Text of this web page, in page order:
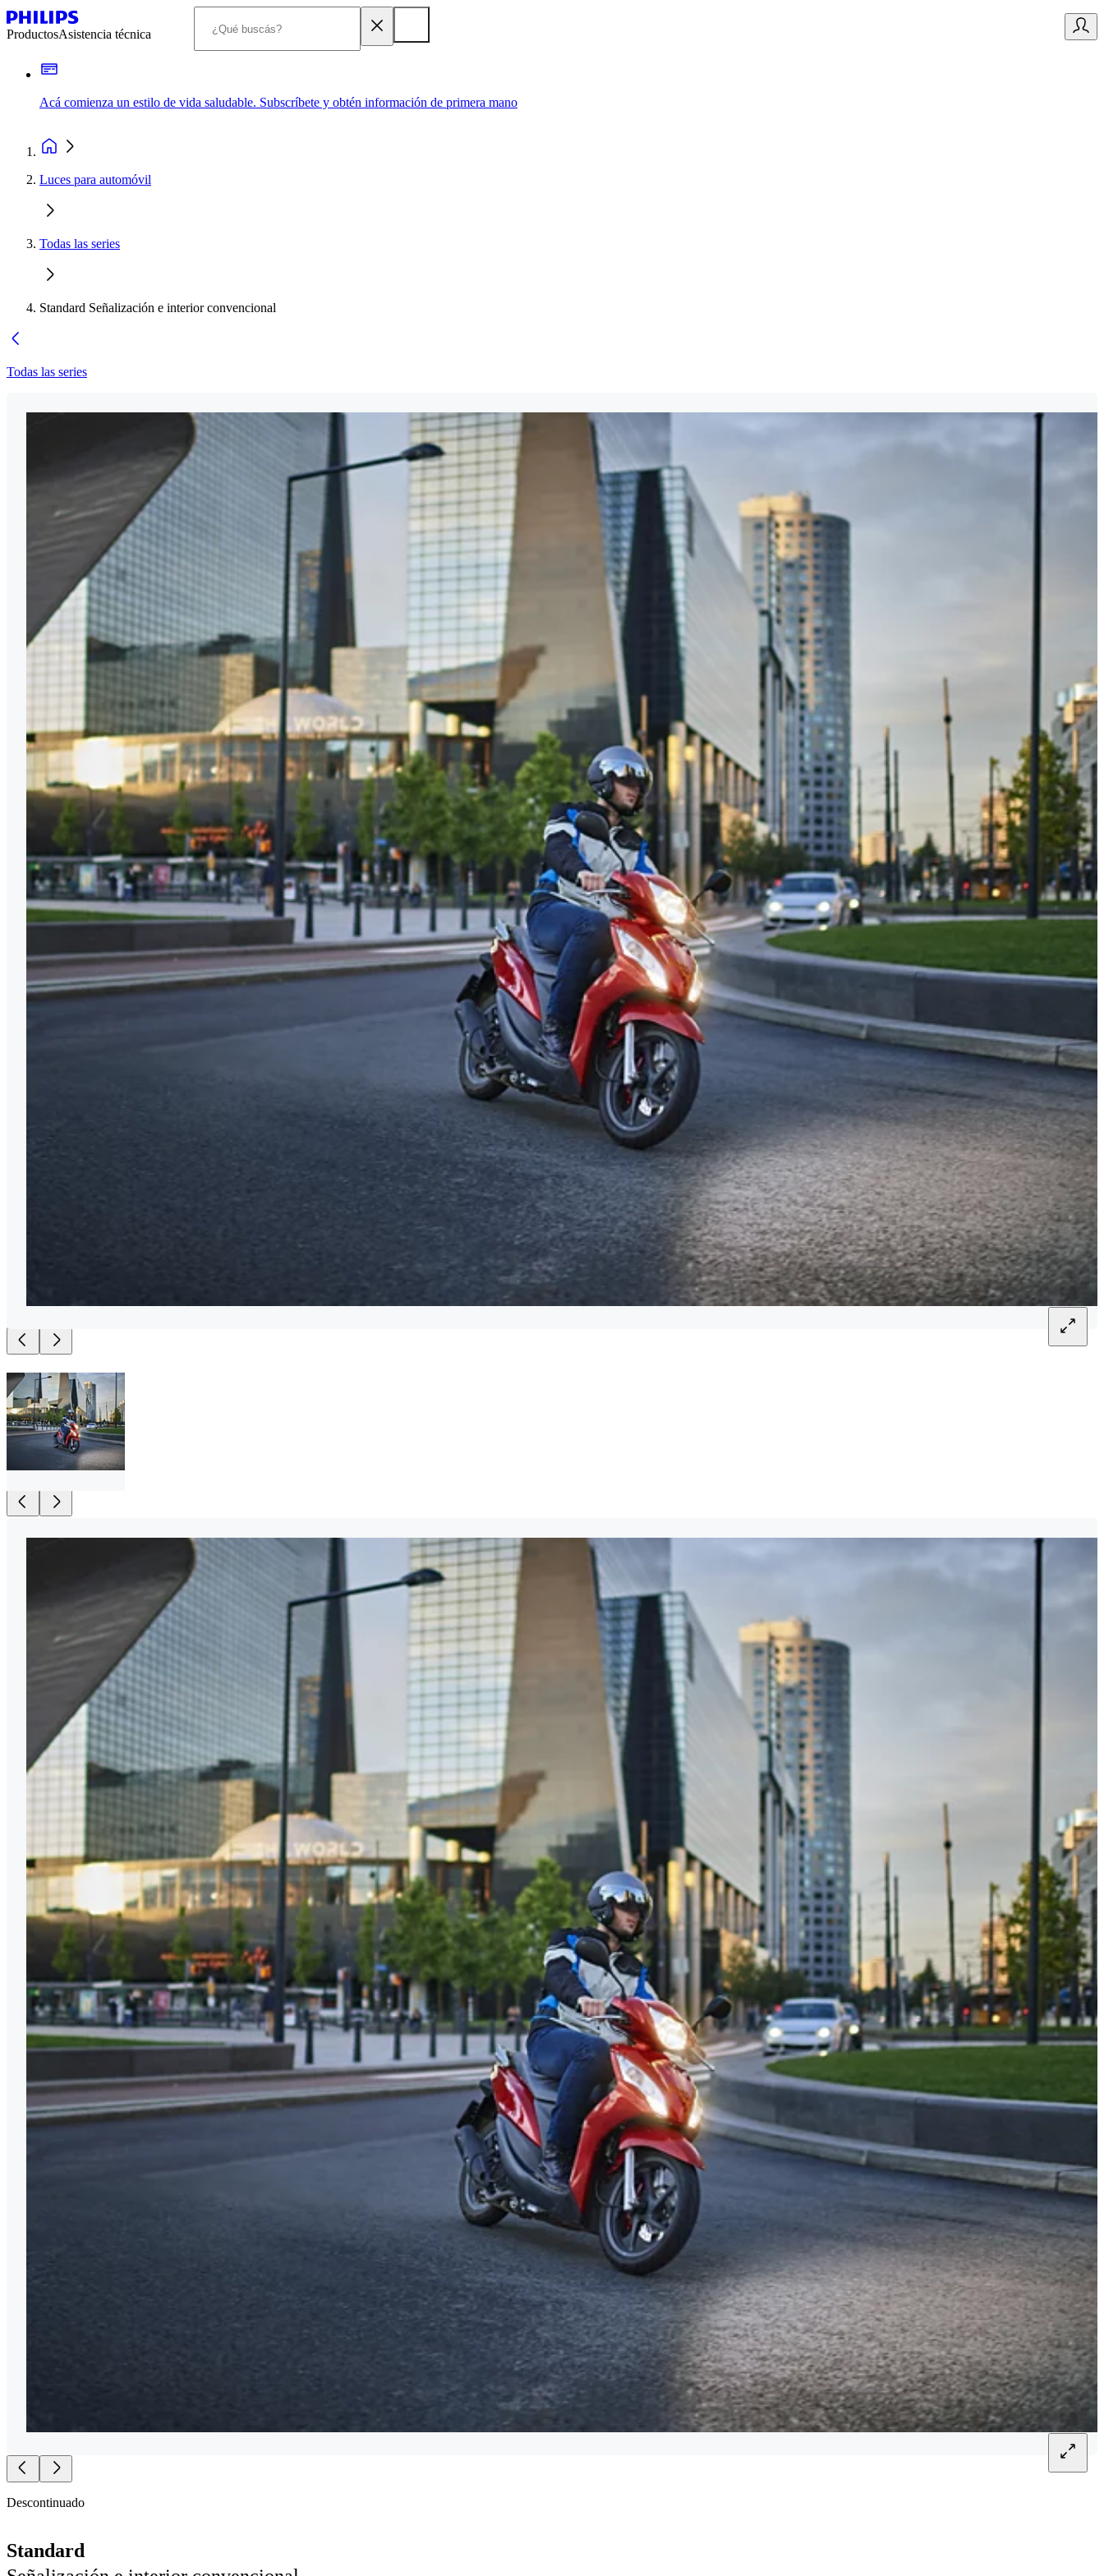
ProductosAsistencia técnica
Acá comienza un estilo de vida saludable. Subscríbete y obtén información de primera mano
Luces para automóvil
Todas las series
Standard Señalización e interior convencional
Todas las series
Descontinuado
Standard